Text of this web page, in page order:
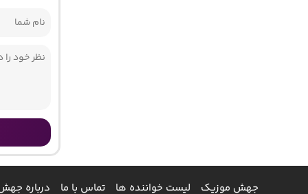
جهش موزیک لیست خواننده ها تماس با ما درباره